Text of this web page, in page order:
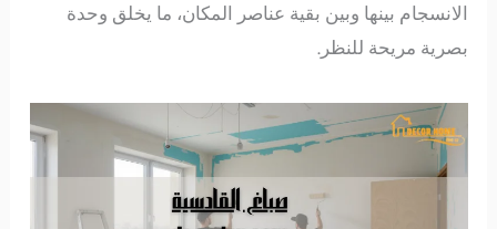
الانسجام بينها وبين بقية عناصر المكان، ما يخلق وحدة
بصرية مريحة للنظر.